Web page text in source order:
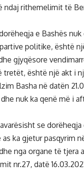
rithemelimit të
e Bashës
politike, është
gjyqësore
është një akt i
Basha në datën
nuk ka qenë më i
se
ka gjetur pasqyrim
nga organe të
nr.27, datë